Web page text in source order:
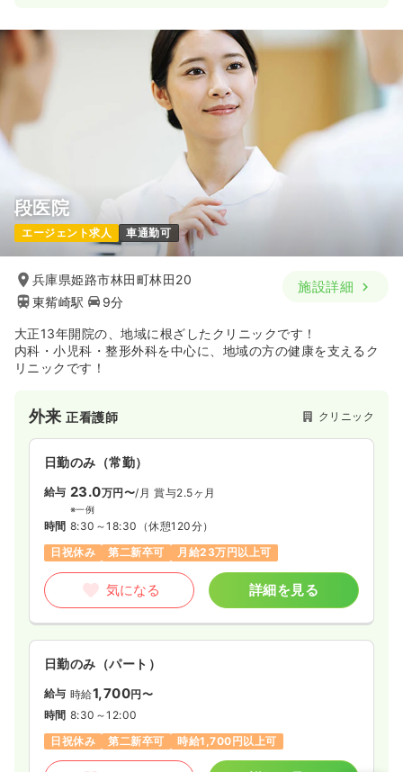
段医院
エージェント求人 車通勤可
兵庫県姫路市林田町林田20
東觜崎駅
9分
施設詳細
大正13年開院の、地域に根ざしたクリニックです！
内科・小児科・整形外科を中心に、地域の方の健康を支えるク
リニックです！
外来正看護師 クリニック
日勤のみ（常勤）
給与 23.0万円〜/月 賞与2.5ヶ月
※一例
時間 8:30～18:30 （休憩120分）
日祝休み
第二新卒可 月給23万円以上可
気になる 詳細を見る
日勤のみ（パート）
給与 時給1,700円〜
時間 8:30～12:00
日祝休み
第二新卒可 時給1,700円以上可